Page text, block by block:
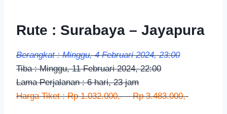
Rute : Surabaya – Jayapura
Berangkat : Minggu, 4 Februari 2024, 23:00
Tiba : Minggu, 11 Februari 2024, 22:00
Lama Perjalanan : 6 hari, 23 jam
Harga Tiket : Rp 1.032.000,- – Rp 3.483.000,-